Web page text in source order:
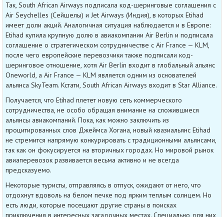
Так, South African Airways подписала код-шеринговые соглашения с
Air Seychelles (Сейшелы) и Jet Airways (Индия), в которых Etihad
имеет доли акций. Аналогичная ситуация наблюдается и в Европе:
Etihad купила крупную долю в авиакомпании Air Berlin и подписала
соглашение о стратегическом сотрудничестве с Air France — KLM,
после чего европейские перевозчики также подписали код-
шеринговое отношение, хотя Air Berlin входит в глобальный альянс
Oneworld, а Air France — KLM является одним из основателей
альянса SkyTeam. Кстати, South African Airways входит в Star Alliance.
Получается, что Etihad плетет новую сеть коммерческого
сотрудничества, не особо обращая внимание на сложившиеся
альянсы авиакомпаний. Пока, как можно заключить из
процитированных слов Джеймса Хогана, новый квазиальянс Etihad
не стремится напрямую конкурировать с традиционными альянсами,
так как он фокусируется на вторичных городах. Но мировой рынок
авиаперевозок развивается весьма активно и не всегда
предсказуемо.
Некоторые туристы, отправляясь в отпуск, ожидают от него, что
отдохнут вдоволь на белом печке под ярким теплым солнцем. Но
есть люди, которые посещают другие страны в поисках
приключения в интересных загадочных местах. Специально для них